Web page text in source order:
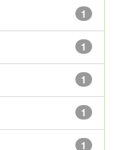
1
1
1
1
1